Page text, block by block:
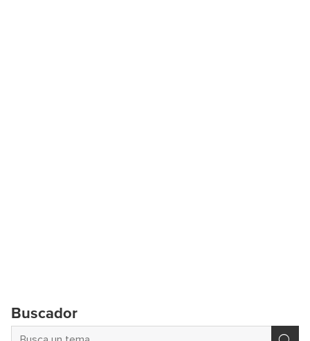
Buscador